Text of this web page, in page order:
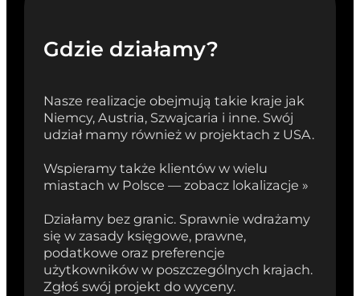
Gdzie działamy?
Nasze realizacje obejmują takie kraje jak
Niemcy, Austria, Szwajcaria i inne. Swój
udział mamy również w projektach z USA.
Wspieramy także klientów w wielu
miastach w Polsce — zobacz lokalizacje »
Działamy bez granic. Sprawnie wdrażamy
się w zasady księgowe, prawne,
podatkowe oraz preferencje
użytkowników w poszczególnych krajach.
Zgłoś swój projekt do wyceny.